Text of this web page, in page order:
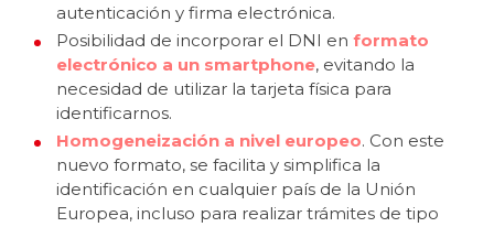
autenticación y firma electrónica.
Posibilidad de incorporar el DNI en formato
electrónico a un smartphone, evitando la
necesidad de utilizar la tarjeta física para
identificarnos.
Homogeneización a nivel europeo. Con este
nuevo formato, se facilita y simplifica la
identificación en cualquier país de la Unión
Europea, incluso para realizar trámites de tipo